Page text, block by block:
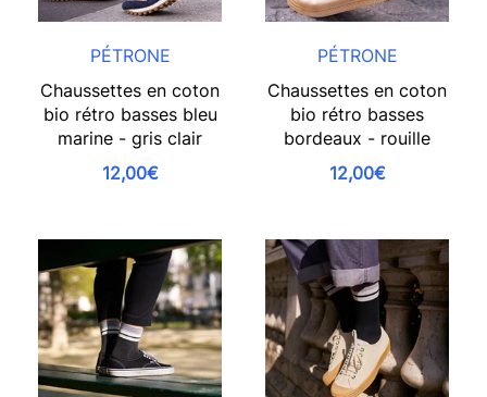
PÉTRONE
Chaussettes en coton
bio rétro basses bleu
marine - gris clair
12,00€
PÉTRONE
Chaussettes en coton
bio rétro basses
bordeaux - rouille
12,00€